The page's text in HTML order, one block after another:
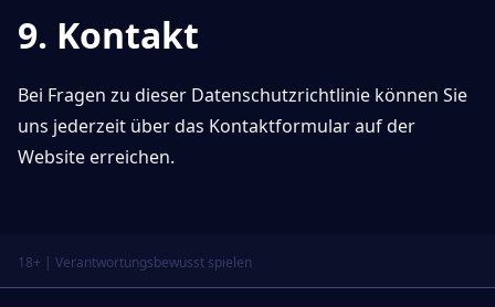
9. Kontakt
Bei Fragen zu dieser Datenschutzrichtlinie können Sie
uns jederzeit über das Kontaktformular auf der
Website erreichen.
18+ | Verantwortungsbewusst spielen